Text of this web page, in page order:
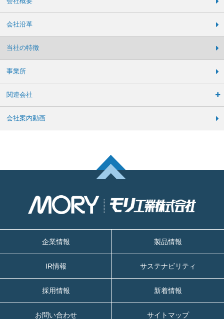
会社沿革
当社の特徴
事業所
関連会社
会社案内動画
企業情報 製品情報
IR情報 サステナビリティ
採用情報 新着情報
お問い合わせ サイトマップ